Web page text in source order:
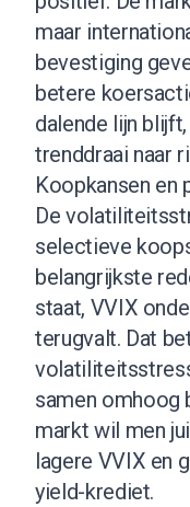
maar
bevestiging
betere
dalende lijn
trenddraai naar
Koopkansen en
De
selectieve
belangrijkste
staat, VVIX
terugvalt. Dat
samen omhoog
markt wil men
lagere VVIX en
yield-krediet.